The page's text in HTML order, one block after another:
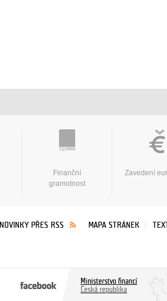
Finanční
gramotnost
Zavedení
NOVINKY PŘES RSS MAPA STRÁNEK
Ministerstvo financí
Česká republika